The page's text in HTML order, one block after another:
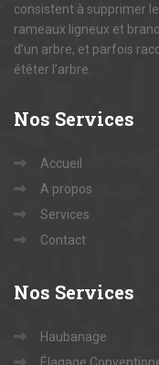
consistent à supprimer
rameaux ligneux et
d’un arbre, et parfois
étêter l’arbre.
Nos Services
Accueil
A propos
Services
Contact
Nos Services
Haubanage